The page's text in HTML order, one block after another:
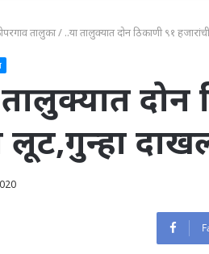
तालुका/ ..या तालुक्यात दोन ठिकाणी ९१
दोन
लूट,गुन्हा